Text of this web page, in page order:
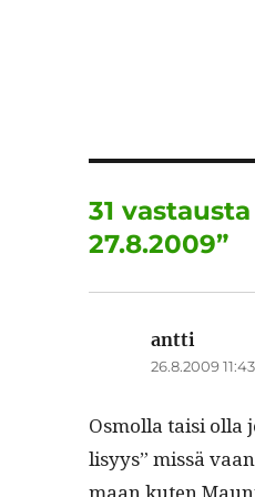
31
27.8.2009”
antti
26.8.2009 11:43
Osmol­la taisi olla
lisyys” mis­sä